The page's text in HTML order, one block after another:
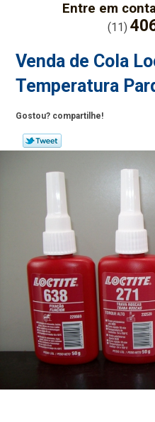
Entre em
(11)
Venda de Cola
Temperatura
Gostou? compartilhe!